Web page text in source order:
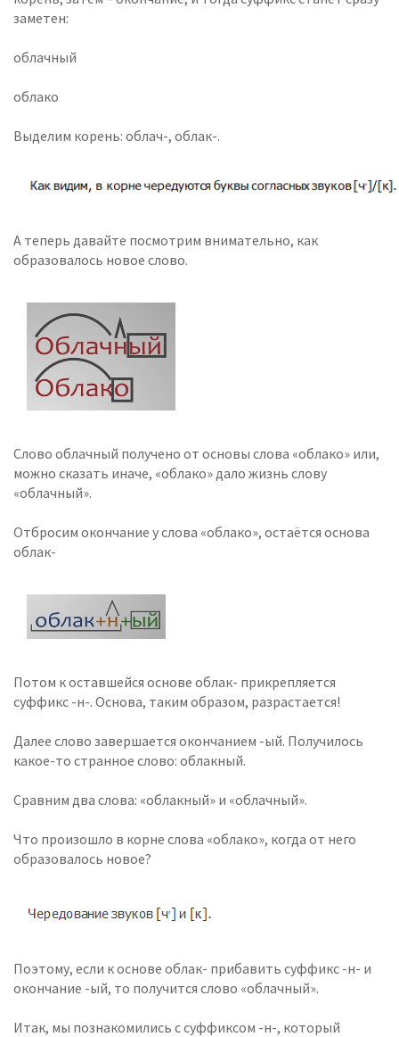
заметен:
облачный
облако
Выделим корень: облач-, облак-.
А теперь давайте посмотрим внимательно, как
образовалось новое слово.
Слово облачный получено от основы слова «облако» или,
можно сказать иначе, «облако» дало жизнь слову
«облачный».
Отбросим окончание у слова «облако», остаётся основа
облак-
Потом к оставшейся основе облак- прикрепляется
суффикс -н-. Основа, таким образом, разрастается!
Далее слово завершается окончанием -ый. Получилось
какое-то странное слово: облакный.
Сравним два слова: «облакный» и «облачный».
Что произошло в корне слова «облако», когда от него
образовалось новое?
Поэтому, если к основе облак- прибавить суффикс -н- и
окончание -ый, то получится слово «облачный».
Итак, мы познакомились с суффиксом -н-, который